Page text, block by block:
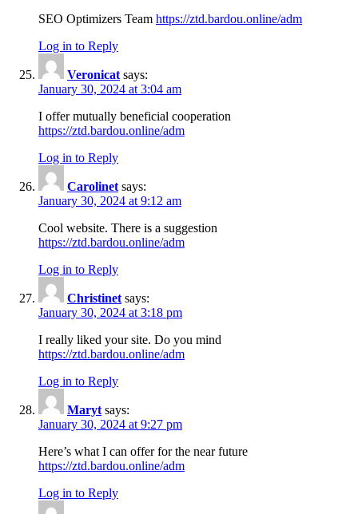
SEO Optimizers Team https://ztd.bardou.online/adm
Log in to Reply
Veronicat says:
January 30, 2024 at 3:04 am
I offer mutually beneficial cooperation
https://ztd.bardou.online/adm
Log in to Reply
Carolinet says:
January 30, 2024 at 9:12 am
Cool website. There is a suggestion
https://ztd.bardou.online/adm
Log in to Reply
Christinet says:
January 30, 2024 at 3:18 pm
I really liked your site. Do you mind
https://ztd.bardou.online/adm
Log in to Reply
Maryt says:
January 30, 2024 at 9:27 pm
Here’s what I can offer for the near future
https://ztd.bardou.online/adm
Log in to Reply